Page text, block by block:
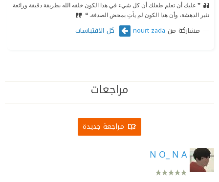
❞ عليك أن تعلم طفلك أن كل شيء في هذا الكون خلقه الله بطريقة دقيقة ورائعة
تثير الدهشة، وأن هذا الكون لم يأتِ بمحض الصدفة. ❝
مشاركة من nourt zada كل الاقتباسات
مراجعات
مراجعة جديدة
N O_ N A